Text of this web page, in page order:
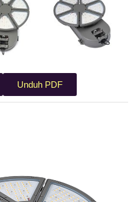
Unduh PDF